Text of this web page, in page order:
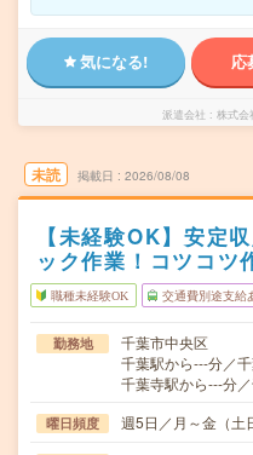
気になる! 応
派遣会社 株式会
未読 掲載日 2026/08/08
【未経験OK】安定
ック作業！コツコツ
職種未経験OK 交通費別途支給
勤務地
千葉市中央区
千葉駅から---分／
千葉寺駅から---分
曜日頻度 週5日／月～金（土